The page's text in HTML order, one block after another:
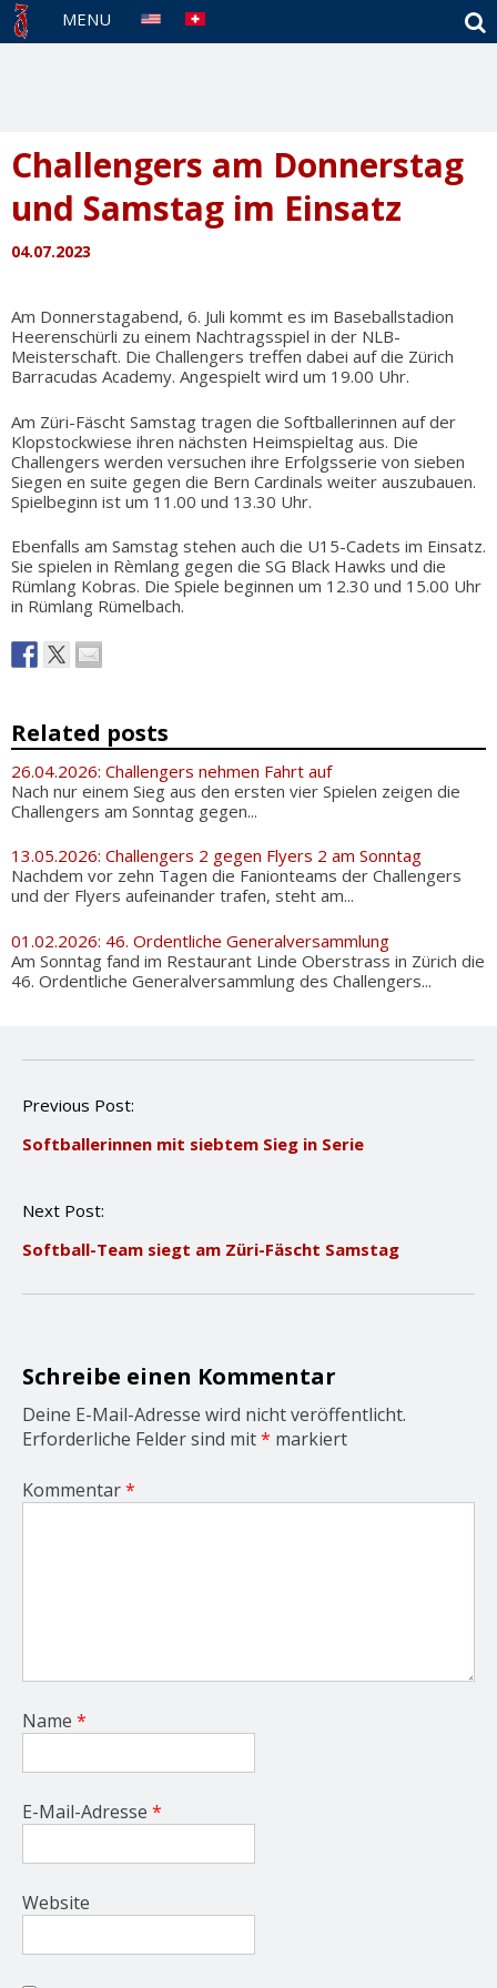
MENU
Challengers am Donnerstag
und Samstag im Einsatz
04.07.2023
Am Donnerstagabend, 6. Juli kommt es im Baseballstadion
Heerenschürli zu einem Nachtragsspiel in der NLB-
Meisterschaft. Die Challengers treffen dabei auf die Zürich
Barracudas Academy. Angespielt wird um 19.00 Uhr.
Am Züri-Fäscht Samstag tragen die Softballerinnen auf der
Klopstockwiese ihren nächsten Heimspieltag aus. Die
Challengers werden versuchen ihre Erfolgsserie von sieben
Siegen en suite gegen die Bern Cardinals weiter auszubauen.
Spielbeginn ist um 11.00 und 13.30 Uhr.
Ebenfalls am Samstag stehen auch die U15-Cadets im Einsatz.
Sie spielen in Rèmlang gegen die SG Black Hawks und die
Rümlang Kobras. Die Spiele beginnen um 12.30 und 15.00 Uhr
in Rümlang Rümelbach.
Related posts
26.04.2026: Challengers nehmen Fahrt auf
Nach nur einem Sieg aus den ersten vier Spielen zeigen die
Challengers am Sonntag gegen...
13.05.2026: Challengers 2 gegen Flyers 2 am Sonntag
Nachdem vor zehn Tagen die Fanionteams der Challengers
und der Flyers aufeinander trafen, steht am...
01.02.2026: 46. Ordentliche Generalversammlung
Am Sonntag fand im Restaurant Linde Oberstrass in Zürich die
46. Ordentliche Generalversammlung des Challengers...
P
s
a
i
o
Previous Post:
Softballerinnen mit siebtem Sieg in Serie
Next Post:
Softball-Team siegt am Züri-Fäscht Samstag
Schreibe einen Kommentar
Deine E-Mail-Adresse wird nicht veröffentlicht.
Erforderliche Felder sind mit* markiert
Kommentar*
Name *
E-Mail-Adresse *
Website